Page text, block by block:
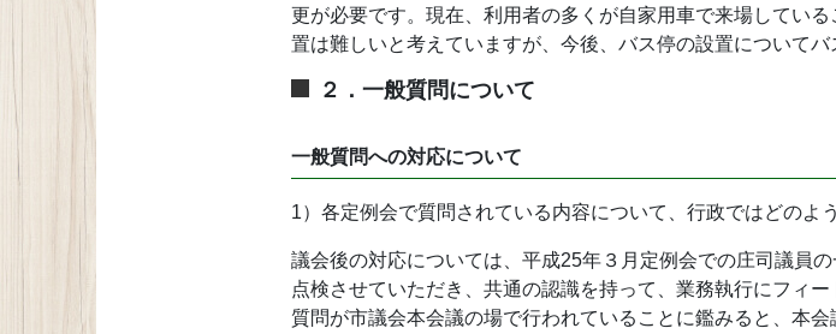
更が必要です。現在、利用者の多くが自家用車で来場してい
置は難しいと考えていますが、今後、バス停の設置について
２．一般質問について
一般質問への対応について
1）各定例会で質問されている内容について、行政ではどの
議会後の対応については、平成25年３月定例会での庄司議員
点検させていただき、共通の認識を持って、業務執行にフィ
質問が市議会本会議の場で行われていることに鑑みると、本